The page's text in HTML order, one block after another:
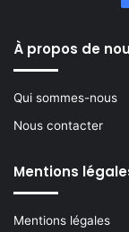
À propos de
Qui sommes-nous
Nous contacter
Mentions
Mentions légales